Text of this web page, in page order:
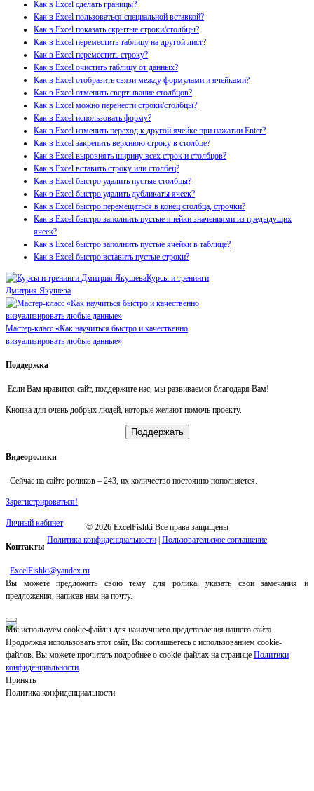
Как в Excel сделать границы?
Как в Excel пользоваться специальной вставкой?
Как в Excel показать скрытые строки/столбцы?
Как в Excel переместить таблицу на другой лист?
Как в Excel переместить строку?
Как в Excel очистить таблицу от данных?
Как в Excel отобразить связи между формулами и ячейками?
Как в Excel отменить свертывание столбцов?
Как в Excel можно перенести строки/столбцы?
Как в Excel использовать форму?
Как в Excel изменить переход к другой ячейке при нажатии Enter?
Как в Excel закрепить верхнюю строку в столбце?
Как в Excel выровнять ширину всех строк и столбцов?
Как в Excel вставить строку или столбец?
Как в Excel быстро удалить пустые столбцы?
Как в Excel быстро удалить дубликаты ячеек?
Как в Excel быстро перемещаться в конец столбца, строчки?
Как в Excel быстро заполнить пустые ячейки значениями из предыдущих
ячеек?
Как в Excel быстро заполнить пустые ячейки в таблице?
Как в Excel быстро вставить пустые строки?
Курсы и тренинги
Дмитрия Якушева
Мастер-класс «Как научиться быстро и качественно
визуализировать любые данные»
Поддержка
Если Вам нравится сайт, поддержите нас, мы развиваемся благодаря Вам!
Кнопка для очень добрых людей, которые желают помочь проекту.
Поддержать
Видеоролики
Сейчас на сайте роликов – 243 , их количество постоянно пополняется.
Зарегистрироваться!
Личный кабинет
Контакты
ExcelFishki@yandex.ru
Вы можете предложить свою тему для ролика, указать свои замечания и
предложения, написав нам на почту.
© 2026 ExcelFishki Все права защищены
Политика конфиденциальности | Пользовательское соглашение
Мы используем cookie-файлы для наилучшего представления нашего сайта.
Продолжая использовать этот сайт, Вы соглашаетесь с использованием cookie-
файлов. Вы можете прочитать подробнее о cookie-файлах на странице Политики
конфиденциальности
Принять
Политика конфиденциальности